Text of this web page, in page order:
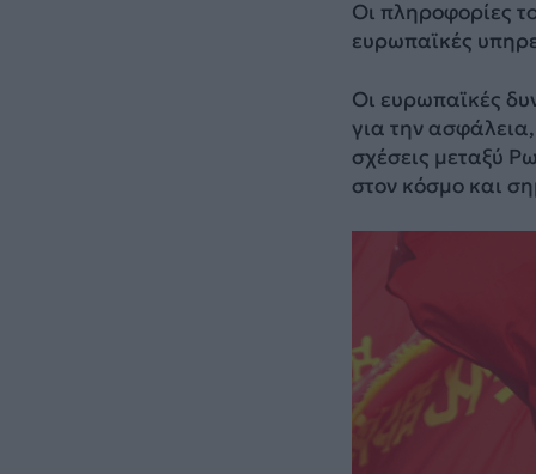
Οι πληροφορίες
ευρωπαϊκές
Οι ευρωπαϊκές
για την
σχέσεις μεταξύ
στον κόσμο και